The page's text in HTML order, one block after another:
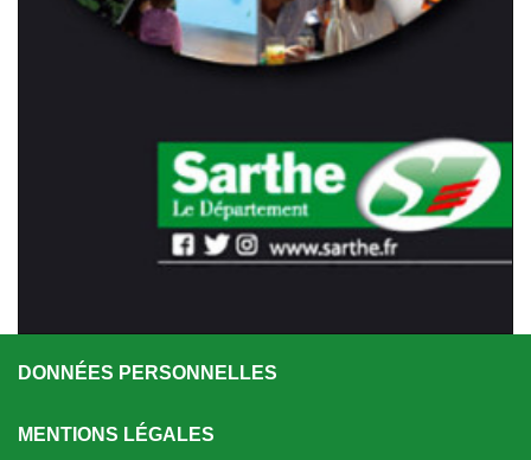
DONNÉES PERSONNELLES
MENTIONS LÉGALES